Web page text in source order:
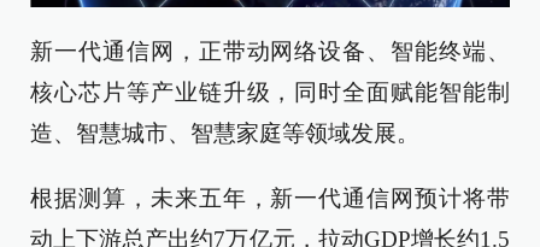
新一代通信网，正带动网络设备、智能终端、
核心芯片等产业链升级，同时全面赋能智能制
造、智慧城市、智慧家庭等领域发展。
根据测算，未来五年，新一代通信网预计将带
动上下游总产出约7万亿元，拉动GDP增长约1.5